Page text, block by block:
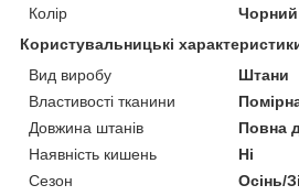
Колір
Чорний
Користувальницькі
Вид виробу
Штани
Властивості тканини
Довжина штанів
Повна
Наявність кишень
Ні
Сезон
Осінь/